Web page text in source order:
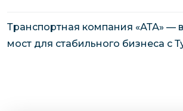
Транспортная компания «АТА» —
мост для стабильного бизнеса с